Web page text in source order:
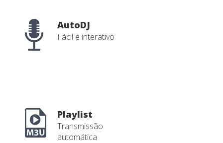
AutoDJ
Fácil e interativo
Playlist
Transmissão
automática